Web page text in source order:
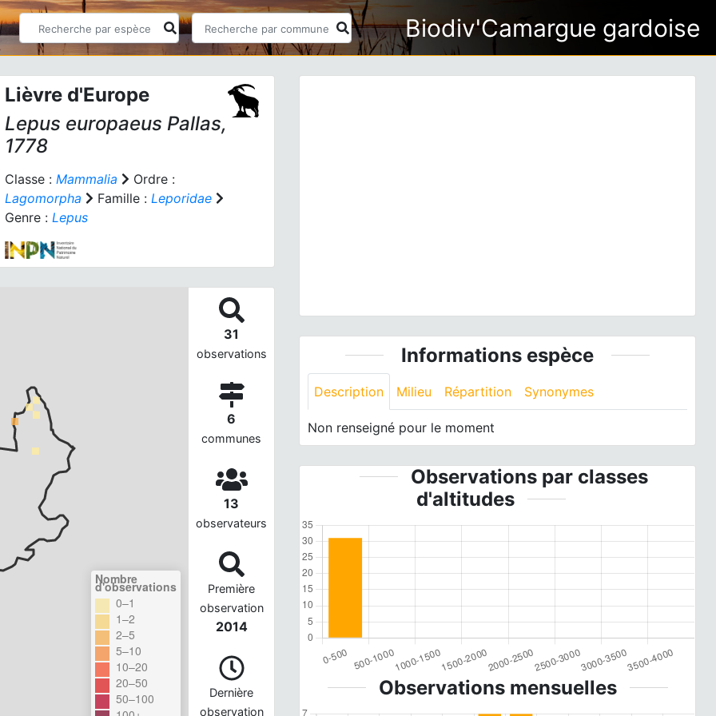
Biodiv'Camargue gardoise
Lièvre d'Europe
Lepus europaeus Pallas,
1778
Classe : Mammalia
Ordre :
Lagomorpha
Famille : Leporidae
Genre : Lepus
Nombre
d'observations
0–1
1–2
2–5
5–10
10–20
20–50
50–100
31
observations
6
communes
13
observateurs
Première
observation
2014
Dernière
observation
Informations espèce
Description Milieu Répartition Synonymes
Non renseigné pour le moment
Observations par classes
d'altitudes
Observations mensuelles